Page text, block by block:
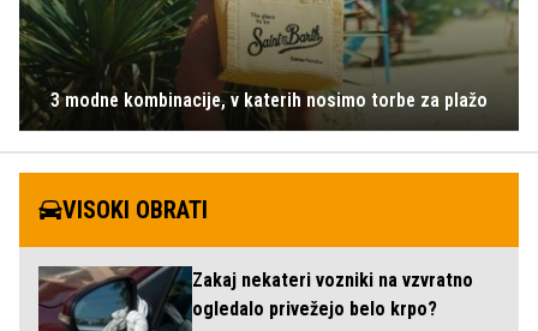
3 modne kombinacije, v katerih nosimo torbe za plažo
VISOKI OBRATI
Zakaj nekateri vozniki na vzvratno
ogledalo privežejo belo krpo?